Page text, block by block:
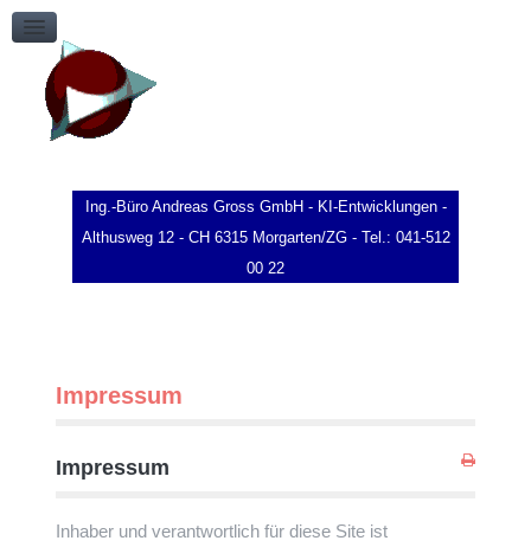
Ing.-Büro Andreas Gross GmbH - KI-Entwicklungen -
Althusweg 12 - CH 6315 Morgarten/ZG - Tel.: 041-512
00 22
Impressum
Impressum
Inhaber und verantwortlich für diese Site ist